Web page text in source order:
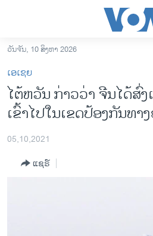
ເຂົ້າ
ຫາ
ຂ້າມ
ຂ້າມ
ຂ້າມ
ຫາ
ລາວ
ອາເມຣິກາ
ຂ່າວ​ຈີນ
ໂລກ
ວັນຈັນ, 10 ສິງຫາ 2026
ເອເຊຍ
ໄຕ້ຫວັນ ກ່າວວ່າ ຈີນໄດ້ສົ່
ເຂົ້າໄປໃນເຂດປ້ອງກັນທາ
05,10,2021
ແຊຣ໌